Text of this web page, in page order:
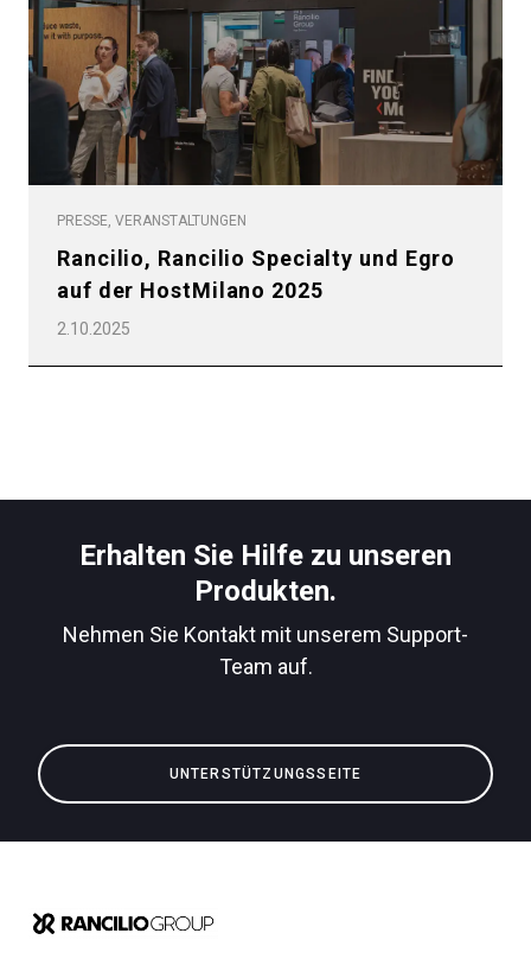
PRESSE, VERANSTALTUNGEN
Rancilio, Rancilio Specialty und Egro
auf der HostMilano 2025
2.10.2025
Erhalten Sie Hilfe zu unseren
Produkten.
Nehmen Sie Kontakt mit unserem Support-
Team auf.
UNTERSTÜTZUNGSSEITE
Nachrichten
Herunterladen
Datenschutzerklärung